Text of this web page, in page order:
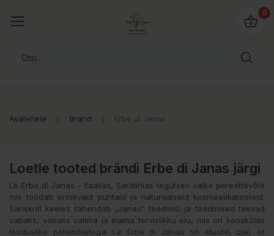
0
Avalehele Bränd Erbe di Janas
Loetle tooted brändi Erbe di Janas järgi
Le Erbe di Janas - Itaalias, Sardiinias tegutsev väike pereettevõte
mis toodab erinevaid puhtaid ja naturaalseid kosmeetikatooteid.
Sanskriti keeles tähendab „Janas“ teadmisi ja teadmised teevad
vabaks, vabaks valima ja elama tervislikku elu, mis on kooskõlas
looduslike põhimõtetega. Le Erbe di Janas on elustiil, usk, et